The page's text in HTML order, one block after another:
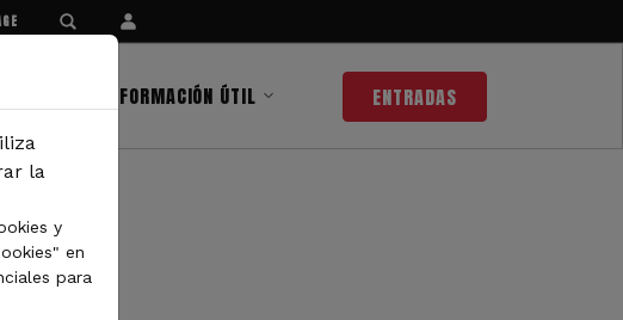
INFORMACIÓN ÚTIL ENTRADAS
la
y
en
para